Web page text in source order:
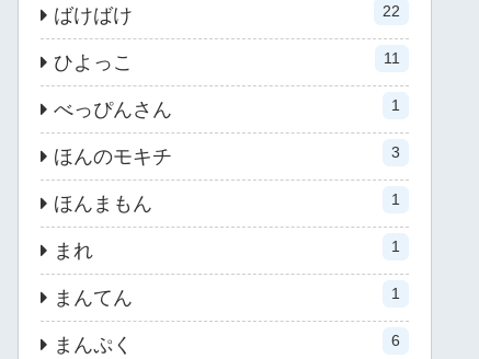
ばけばけ 22
ひよっこ 11
べっぴんさん 1
ほんのモキチ 3
ほんまもん 1
まれ 1
まんてん 1
まんぷく 6